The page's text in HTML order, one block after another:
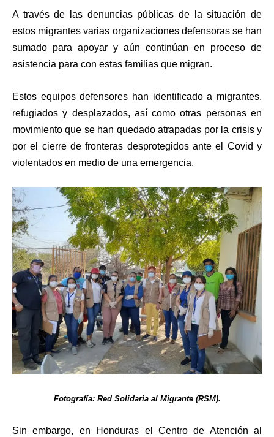
A través de las denuncias públicas de la situación de
estos migrantes varias organizaciones defensoras se han
sumado para apoyar y aún continúan en proceso de
asistencia para con estas familias que migran.
Estos equipos defensores han identificado a migrantes,
refugiados y desplazados, así como otras personas en
movimiento que se han quedado atrapadas por la crisis y
por el cierre de fronteras desprotegidos ante el Covid y
violentados en medio de una emergencia.
Fotografía: Red Solidaria al Migrante (RSM).
Sin embargo, en Honduras el Centro de Atención al